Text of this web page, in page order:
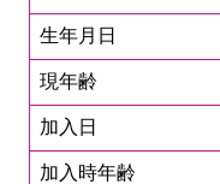
生年月日
現年齢
加入日
加入時年齢